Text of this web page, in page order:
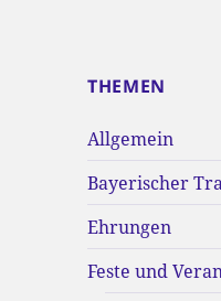
THEMEN
Allgemein
Bayerischer
Ehrungen
Feste und